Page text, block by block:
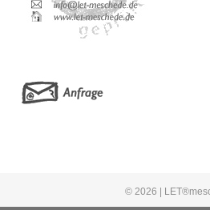
© 2026 |